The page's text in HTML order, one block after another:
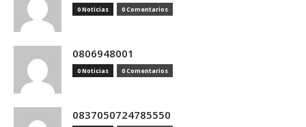
0 Noticias 0 Comentarios
0806948001
0 Noticias 0 Comentarios
0837050724785550